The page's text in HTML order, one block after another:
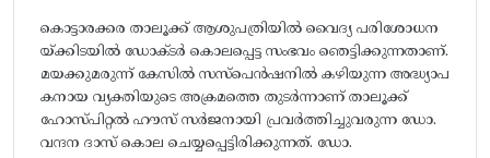
കൊട്ടാരക്കര താലൂക്ക് ആശുപത്രിയിൽ വൈദ്യ പരിശോധന
യ്ക്കിടയിൽ ഡോക്ടർ കൊലപ്പെട്ട സംഭവം ഞെട്ടിക്കുന്നതാണ്.
മയക്കുമരുന്ന് കേസിൽ സസ്പെൻഷനിൽ കഴിയുന്ന അദ്ധ്യാപ
കനായ വ്യക്തിയുടെ അക്രമത്തെ തുടർന്നാണ് താലൂക്ക്
ഹോസ്പിറ്റൽ ഹൗസ് സർജനായി പ്രവർത്തിച്ചുവരുന്ന ഡോ.
വന്ദന ദാസ് കൊല ചെയ്യപ്പെട്ടിരിക്കുന്നത്. ഡോ.